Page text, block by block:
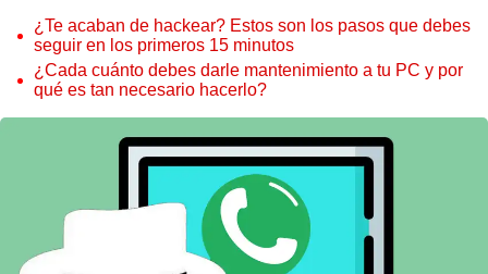
¿Te acaban de hackear? Estos son los pasos que debes
seguir en los primeros 15 minutos
¿Cada cuánto debes darle mantenimiento a tu PC y por
qué es tan necesario hacerlo?